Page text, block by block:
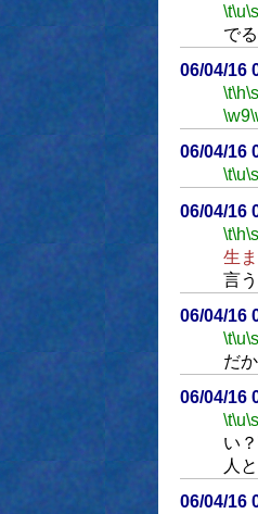
\t\u
で
06/04/16
\t\h
\w9
06/04/16
\t\u
06/04/16
\t\h
生
言う
06/04/16
\t\u
だか
06/04/16
\t\u
い？
人
06/04/16